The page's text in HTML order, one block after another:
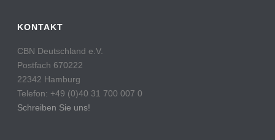
KONTAKT
CBN Deutschland e.V.
Postfach 670222
22342 Hamburg
Telefon: +49 (0)40 31 700 007 0
Schreiben Sie uns!